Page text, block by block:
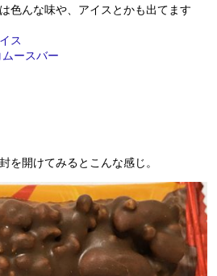
色んな味や、アイスとかも出てます
ス
ースバー
を開けてみるとこんな感じ。